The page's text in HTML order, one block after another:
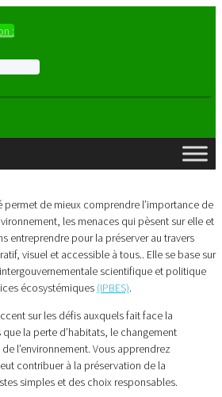
:
permet de mieux comprendre l’importance de
les menaces qui pèsent sur elle et
entreprendre pour la préserver au travers
visuel et accessible à tous.. Elle se base sur
scientifique et politique
écosystémiques (IPBES).
sur les défis auxquels fait face la
la perte d’habitats, le changement
l’environnement. Vous apprendrez
contribuer à la préservation de la
simples et des choix responsables.